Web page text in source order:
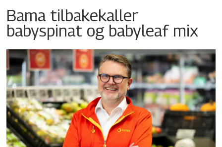
Bama tilbakekaller
babyspinat og babyleaf mix